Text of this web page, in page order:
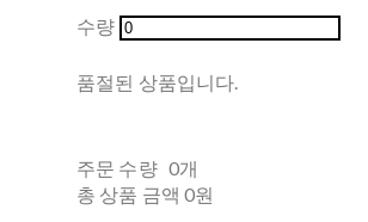
수량
품절된 상품입니다.
주문 수량 0개
총 상품 금액 0원